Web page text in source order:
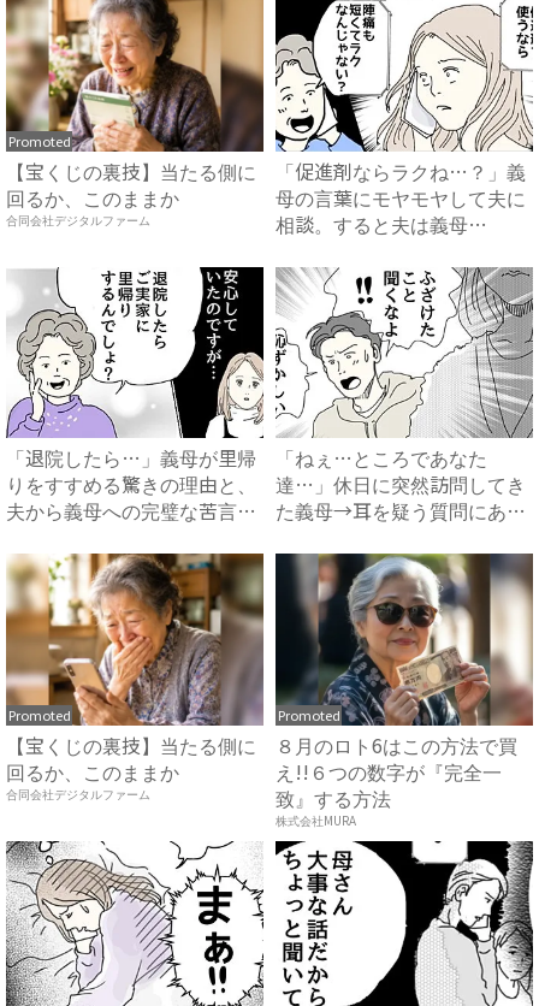
Promoted
【宝くじの裏技】当たる側に
回るか、このままか
合同会社デジタルファーム
「促進剤ならラクね…？」義
母の言葉にモヤモヤして夫に
相談。すると夫は義母
「退院したら…」義母が里帰
りをすすめる驚きの理由と、
夫から義母への完璧な苦言
「ねぇ…ところであなた
達…」休日に突然訪問してき
た義母→耳を疑う質問にあ
Promoted
【宝くじの裏技】当たる側に
回るか、このままか
合同会社デジタルファーム
Promoted
８月のロト6はこの方法で買
え!!６つの数字が『完全一
致』する方法
株式会社MURA